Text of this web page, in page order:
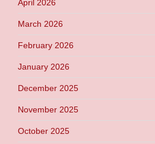
April 2026
March 2026
February 2026
January 2026
December 2025
November 2025
October 2025